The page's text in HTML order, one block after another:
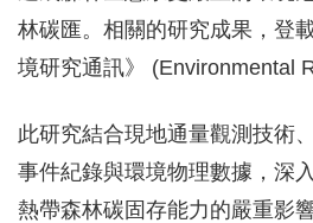
林碳匯。相關的研究成果，登
境研究通訊》 (Environmental
此研究結合現地通量觀測技術
事件紀錄與環境物理數據，深
熱帶森林碳固存能力的嚴重影